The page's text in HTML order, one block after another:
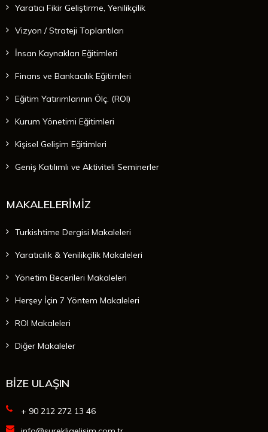
Yaratıcı Fikir Geliştirme, Yenilikçilik
Vizyon / Strateji Toplantıları
İnsan Kaynakları Eğitimleri
Finans ve Bankacılık Eğitimleri
Eğitim Yatırımlarının Ölç. (ROI)
Kurum Yönetimi Eğitimleri
Kişisel Gelişim Eğitimleri
Geniş Katılımlı ve Aktiviteli Seminerler
MAKALELERİMİZ
Turkishtime Dergisi Makaleleri
Yaratıcılık & Yenilikçilik Makaleleri
Yönetim Becerileri Makaleleri
Herşey İçin 7 Yöntem Makaleleri
ROI Makaleleri
Diğer Makaleler
BİZE ULAŞIN
+ 90 212 272 13 46